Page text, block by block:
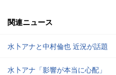
関連ニュース
水卜アナと中村倫也 近況が話題
水卜アナ「影響が本当に心配」